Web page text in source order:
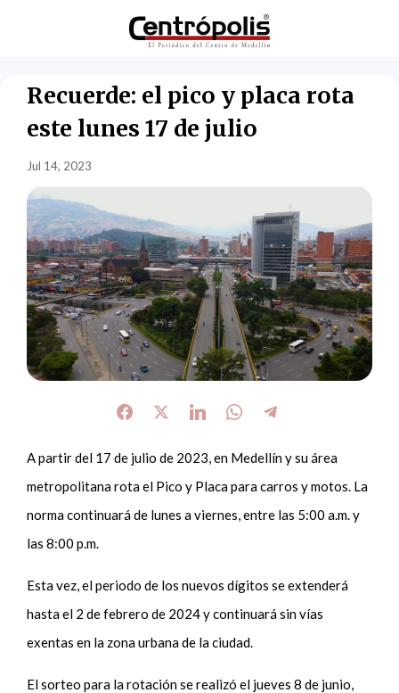
Recuerde: el pico y placa rota
este lunes 17 de julio
Jul 14, 2023
A partir del 17 de julio de 2023, en Medellín y su área
metropolitana rota el Pico y Placa para carros y motos. La
norma continuará de lunes a viernes, entre las 5:00 a.m. y
las 8:00 p.m.
Esta vez, el periodo de los nuevos dígitos se extenderá
hasta el 2 de febrero de 2024 y continuará sin vías
exentas en la zona urbana de la ciudad.
El sorteo para la rotación se realizó el jueves 8 de junio,